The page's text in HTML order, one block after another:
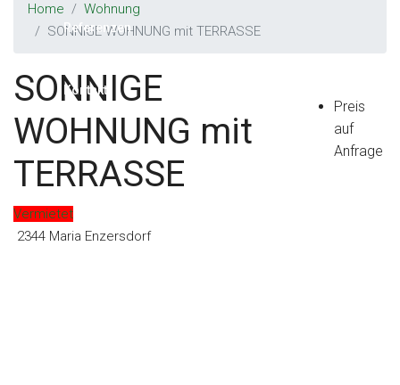
Referenzen
Kontakt
Home
Wohnung
SONNIGE WOHNUNG mit TERRASSE
SONNIGE
WOHNUNG mit
TERRASSE
Preis
auf
Anfrage
Vermietet
2344 Maria Enzersdorf